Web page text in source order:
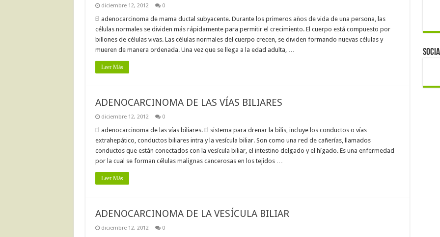
diciembre 12, 2012 0
El adenocarcinoma de mama ductal subyacente. Durante los primeros años de vida de una persona, las
células normales se dividen más rápidamente para permitir el crecimiento. El cuerpo está compuesto por
billones de células vivas. Las células normales del cuerpo crecen, se dividen formando nuevas células y
mueren de manera ordenada. Una vez que se llega a la edad adulta, …
Leer Más
ADENOCARCINOMA DE LAS VÍAS BILIARES
diciembre 12, 2012 0
El adenocarcinoma de las vías biliares. El sistema para drenar la bilis, incluye los conductos o vías
extrahepático, conductos biliares intra y la vesícula biliar. Son como una red de cañerías, llamados
conductos que están conectados con la vesícula biliar, el intestino delgado y el hígado. Es una enfermedad
por la cual se forman células malignas cancerosas en los tejidos …
Leer Más
ADENOCARCINOMA DE LA VESÍCULA BILIAR
diciembre 12, 2012 0